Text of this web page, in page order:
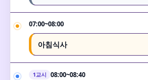
07:00~08:00
아침식사
1교시 08:00~08:40